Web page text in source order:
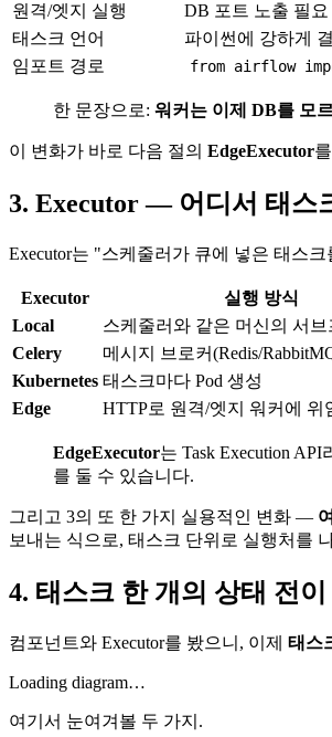
원격/엣지 실행
DB 포트 노출 필
태스크 언어
파이썬에 강하게
임포트 경로
from airflow
한 문장으로: 워커는 이제 DB를 모
이 변화가 바로 다음 절의 EdgeExecutor
3. Executor — 어디서 태스
Executor는 "스케줄러가 큐에 넣은 태스크
Executor 실행 방식
Local
스케줄러와 같은 머신의 서브
Celery
메시지 브로커(Redis/
Kubernetes 태스크마다 Pod 생성
Edge
HTTP로 원격/엣지 워커에 위
EdgeExecutor는 Task Execution
를 둘 수 있습니다.
그리고 3의 또 한 가지 실용적인 변화 —
보내는 식으로, 태스크 단위로 실행처를
4. 태스크 한 개의 상태 전이
컴포넌트와 Executor를 봤으니, 이제 태스
Loading diagram…
여기서 눈여겨볼 두 가지.